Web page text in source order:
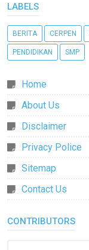
LABELS
BERITA CERPEN
PENDIDIKAN SMP
Home
About Us
Disclaimer
Privacy Police
Sitemap
Contact Us
CONTRIBUTORS